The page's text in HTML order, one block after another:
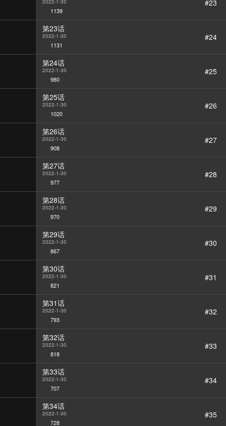
2022-1-30
1139
#23
第23话
2022-1-30
1131
#24
第24话
2022-1-30
980
#25
第25话
2022-1-30
1020
#26
第26话
2022-1-30
908
#27
第27话
2022-1-30
977
#28
第28话
2022-1-30
970
#29
第29话
2022-1-30
867
#30
第30话
2022-1-30
821
#31
第31话
2022-1-30
793
#32
第32话
2022-1-30
818
#33
第33话
2022-1-30
707
#34
第34话
2022-1-30
728
#35